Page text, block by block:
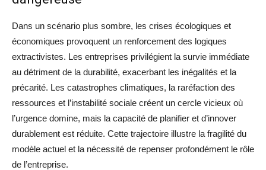
Dans un scénario plus sombre, les crises écologiques et
économiques provoquent un renforcement des logiques
extractivistes. Les entreprises privilégient la survie immédiate
au détriment de la durabilité, exacerbant les inégalités et la
précarité. Les catastrophes climatiques, la raréfaction des
ressources et l’instabilité sociale créent un cercle vicieux où
l’urgence domine, mais la capacité de planifier et d’innover
durablement est réduite. Cette trajectoire illustre la fragilité du
modèle actuel et la nécessité de repenser profondément le rôle
de l’entreprise.